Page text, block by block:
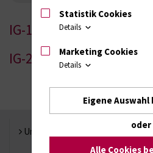
IG-1
IG-2
Universität Rostock
Statistik Cookies
Details
Marketing Cookies
Details
Eigene
oder
Alle Cookies